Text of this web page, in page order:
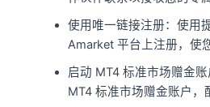
使用唯一链接注册：使用
Amarket 平台上注册，使
启动 MT4 标准市场赠金
MT4 标准市场赠金账户，